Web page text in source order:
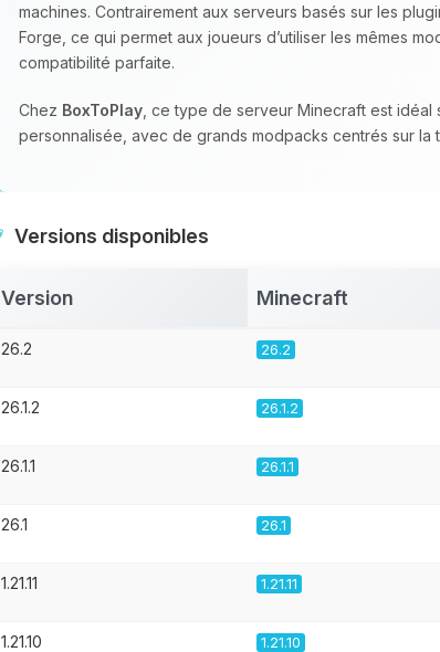
machines. Contrairement aux serveurs basés sur les
Forge, ce qui permet aux joueurs d’utiliser les mêmes
compatibilité parfaite.
Chez BoxToPlay , ce type de serveur Minecraft est
personnalisée, avec de grands modpacks centrés sur la
Versions disponibles
Version Minecraft
26.2 26.2
26.1.2 26.1.2
26.1.1 26.1.1
26.1 26.1
1.21.11 1.21.11
1.21.10 1.21.10